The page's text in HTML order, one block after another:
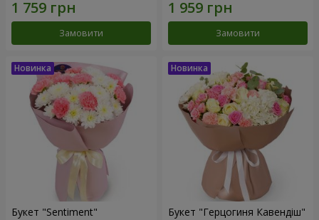
Замовити Замовити
Букет "Sentiment" Букет "Герцогиня Кавендіш"